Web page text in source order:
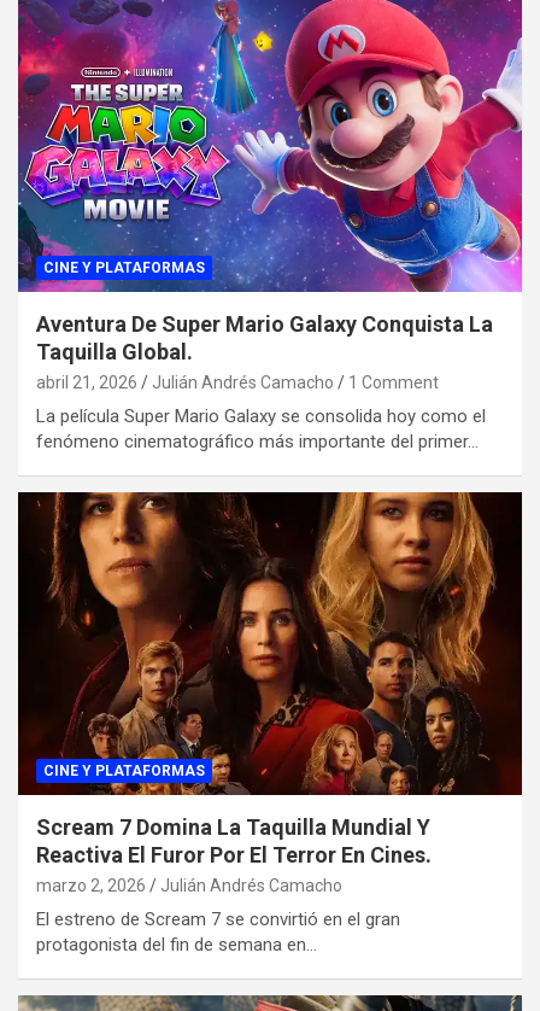
CINE Y PLATAFORMAS
Aventura De Super Mario Galaxy Conquista La
Taquilla Global.
abril 21, 2026 Julián Andrés Camacho 1 Comment
La película Super Mario Galaxy se consolida hoy como el
fenómeno cinematográfico más importante del primer…
CINE Y PLATAFORMAS
Scream 7 Domina La Taquilla Mundial Y
Reactiva El Furor Por El Terror En Cines.
marzo 2, 2026 Julián Andrés Camacho
El estreno de Scream 7 se convirtió en el gran
protagonista del fin de semana en…